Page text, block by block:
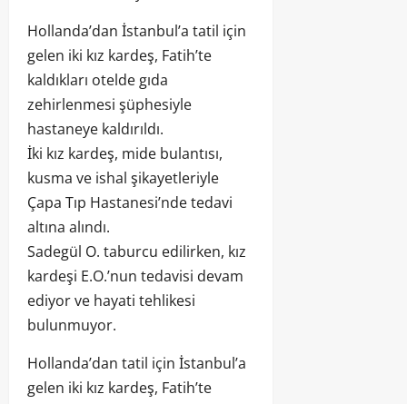
Hollanda’dan İstanbul’a tatil için
gelen iki kız kardeş, Fatih’te
kaldıkları otelde gıda
zehirlenmesi şüphesiyle
hastaneye kaldırıldı.
İki kız kardeş, mide bulantısı,
kusma ve ishal şikayetleriyle
Çapa Tıp Hastanesi’nde tedavi
altına alındı.
Sadegül O. taburcu edilirken, kız
kardeşi E.O.’nun tedavisi devam
ediyor ve hayati tehlikesi
bulunmuyor.
Hollanda’dan tatil için İstanbul’a
gelen iki kız kardeş, Fatih’te